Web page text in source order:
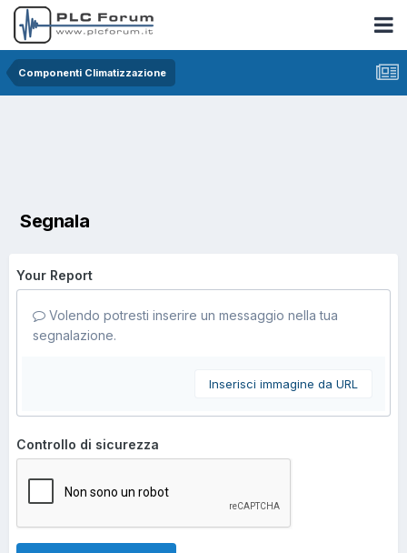
Componenti Climatizzazione
Segnala
Your Report
Volendo potresti inserire un messaggio nella tua
segnalazione.
Inserisci immagine da URL
Controllo di sicurezza